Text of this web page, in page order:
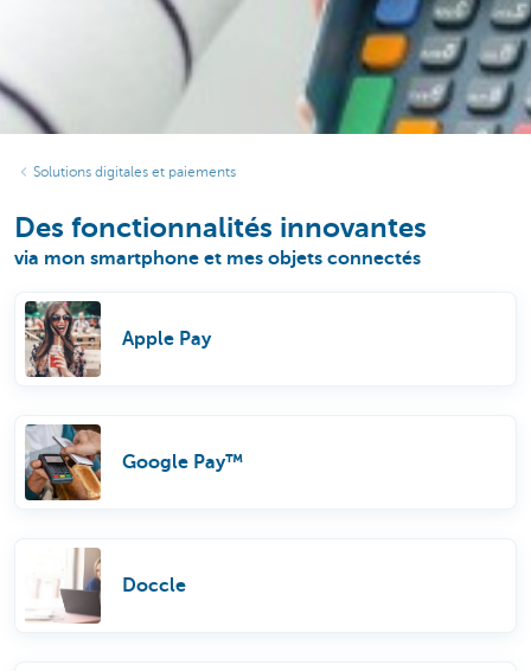
Solutions digitales et paiements
Des fonctionnalités innovantes
via mon smartphone et mes objets connectés
Apple Pay
Google Pay™
Doccle